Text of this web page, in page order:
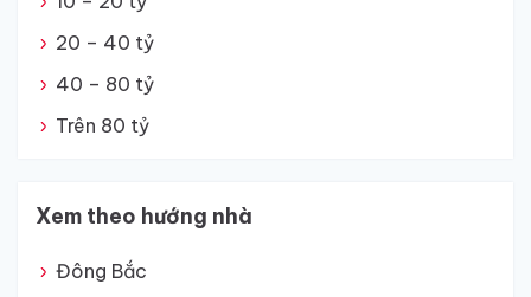
20 – 40 tỷ
40 – 80 tỷ
Trên 80 tỷ
Xem theo hướng nhà
Đông Bắc